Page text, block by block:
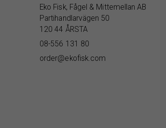
Eko Fisk, Fågel & Mittemellan AB
Partihandlarvägen 50
120 44 ÅRSTA
08-556 131 80
order@ekofisk.com